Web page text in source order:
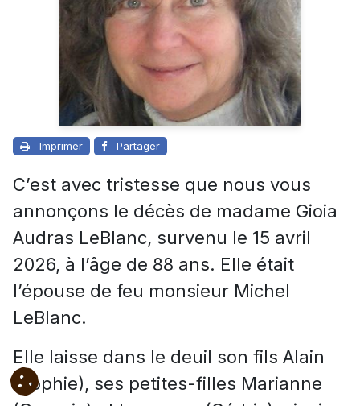
Imprimer Partager
C’est avec tristesse que nous vous
annonçons le décès de madame Gioia
Audras LeBlanc, survenu le 15 avril
2026, à l’âge de 88 ans. Elle était
l’épouse de feu monsieur Michel
LeBlanc.
Elle laisse dans le deuil son fils Alain
(Sophie), ses petites-filles Marianne